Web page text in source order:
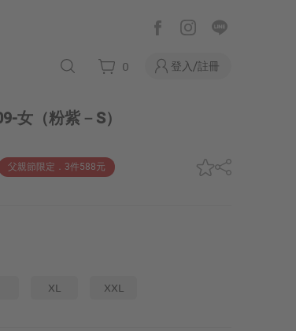
0 登入/註冊
女 （粉紫－S）
父親節限定．3件588元
XL XXL